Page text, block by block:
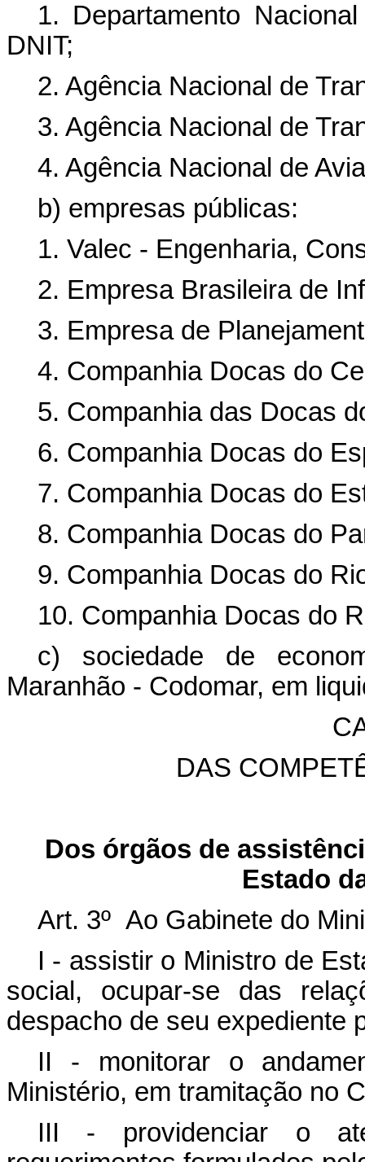
1. Departamento
DNIT;
2. Agência Nacional de
3. Agência Nacional de
4. Agência Nacional de
b) empresas públicas:
1. Valec - Engenharia,
2. Empresa Brasileira de
3. Empresa de
4. Companhia Docas do
5. Companhia das Docas
6. Companhia Docas do
7. Companhia Docas do
8. Companhia Docas do
9. Companhia Docas do
10. Companhia Docas do
c) sociedade de
Maranhão - Codomar, em
DAS
Dos órgãos de
Estado
Art. 3º Ao Gabinete do
I - assistir o Ministro de
social, ocupar-se das
despacho de seu expediente
II - monitorar o
Ministério, em tramitação no
III - providenciar o